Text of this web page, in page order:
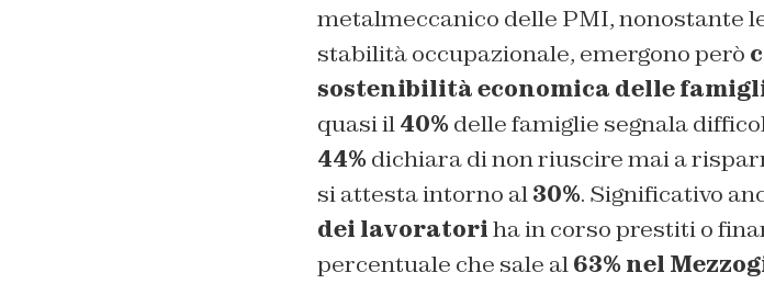
metalmeccanico delle PMI, nonostante
stabilità occupazionale, emergono però
sostenibilità economica delle
quasi il40% delle famiglie segnala
44% dichiara di non riuscire mai a
si attesta intorno al30%. Significativo
dei lavoratoriha in corso prestiti o
percentuale che sale al63% nel